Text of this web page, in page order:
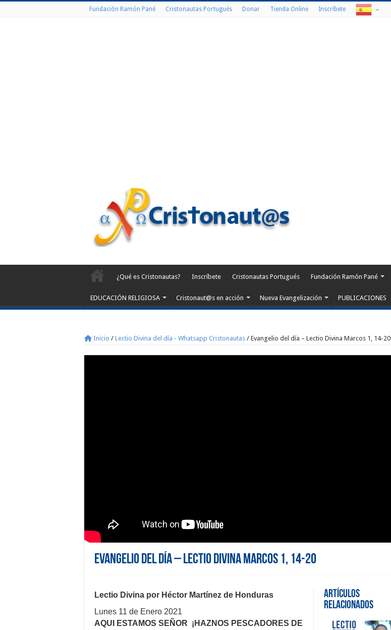
Fundación Ramón Pané Cristonautas Portugués Donar Tienda Online Inscríbete
¿Qué es Cristonautas? Inscríbete Cristonautas Portugués Fundación Ramón Pané
EDUCACIÓN RELIGIOSA Cristonaut@s en acción Nueva Evangelización PUBLICACIONES
Inicio / Lectio Divina del día - Whatsapp Cristonautas / Evangelio del día – Lectio Divina Marcos 1, 14-20
Evangelio del día – Lectio Divina Marcos 1, 14-20
Artículos
Relacionados
Lectio Divina por Héctor Martínez de Honduras
Lunes 11 de Enero 2021
AQUI ESTAMOS SEÑOR ¡HAZNOS PESCADORES DE